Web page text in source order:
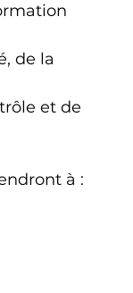
de la
et de
à :